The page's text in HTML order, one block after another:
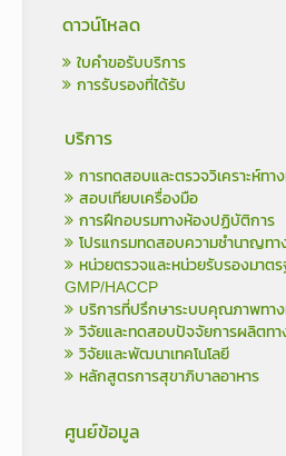
ดาวน์โหลด
ใบคำขอรับบริการ
การรับรองที่ได้รับ
บริการ
การทดสอบและตรวจวิเคราะห์ท
สอบเทียบเครื่องมือ
การฝึกอบรมทางห้องปฏิบัติการ
โปรแกรมทดสอบความชำนาญท
หน่วยตรวจและหน่วยรับรองมาต
GMP/HACCP
บริการที่ปรึกษาระบบคุณภาพทา
วิจัยและทดสอบปัจจัยการผลิตทา
วิจัยและพัฒนาเทคโนโลยี
หลักสูตรการสุขาภิบาลอาหาร
ศูนย์ข้อมูล